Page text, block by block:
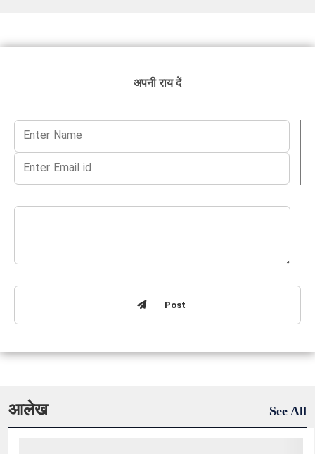
अपनी राय दें
Post
आलेख See All